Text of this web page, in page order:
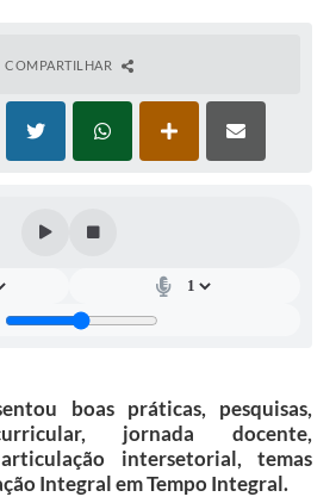
COMPARTILHAR
boas práticas, pesquisas,
jornada docente,
intersetorial, temas
Integral em Tempo Integral.